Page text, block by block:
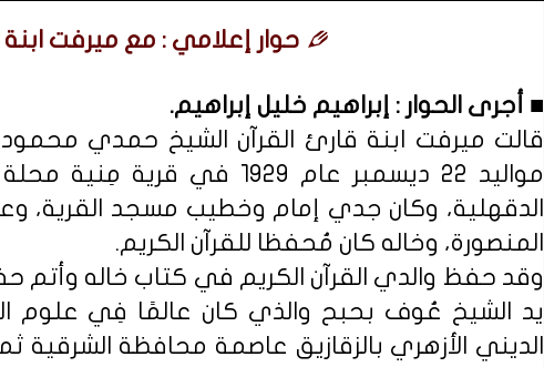
حوار إعلامي : مع ميرفت
■ أجرى الحوار : إبراهيم خليل إبراهيم.
قالت ميرفت ابنة قارئ القرآن الشيخ حمدي محمود
مواليد 22 ديسمبر عام 1929
الدقهلية، وكان جدي إمام وخطيب مسجد القرية،
المنصورة، وخاله كان مُحفظا للقرآن الكريم.
وقد حفظ والدي القرآن الكريم في كتاب خاله
يد الشيخ عُوف بحبح والذي كان عالمًا فِي علوم
الديني الأزهري بالزقازيق عاصمة محافظة الشرقية